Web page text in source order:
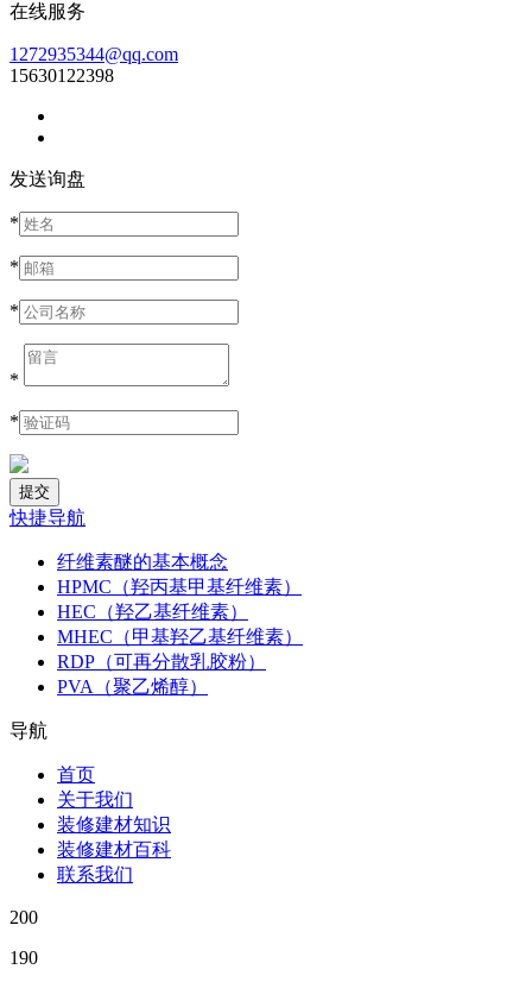
在线服务
1272935344@qq.com
15630122398
发送询盘
*
*
*
*
*
快捷导航
纤维素醚的基本概念
HPMC（羟丙基甲基纤维素）
HEC（羟乙基纤维素）
MHEC（甲基羟乙基纤维素）
RDP（可再分散乳胶粉）
PVA（聚乙烯醇）
导航
首页
关于我们
装修建材知识
装修建材百科
联系我们
200
190